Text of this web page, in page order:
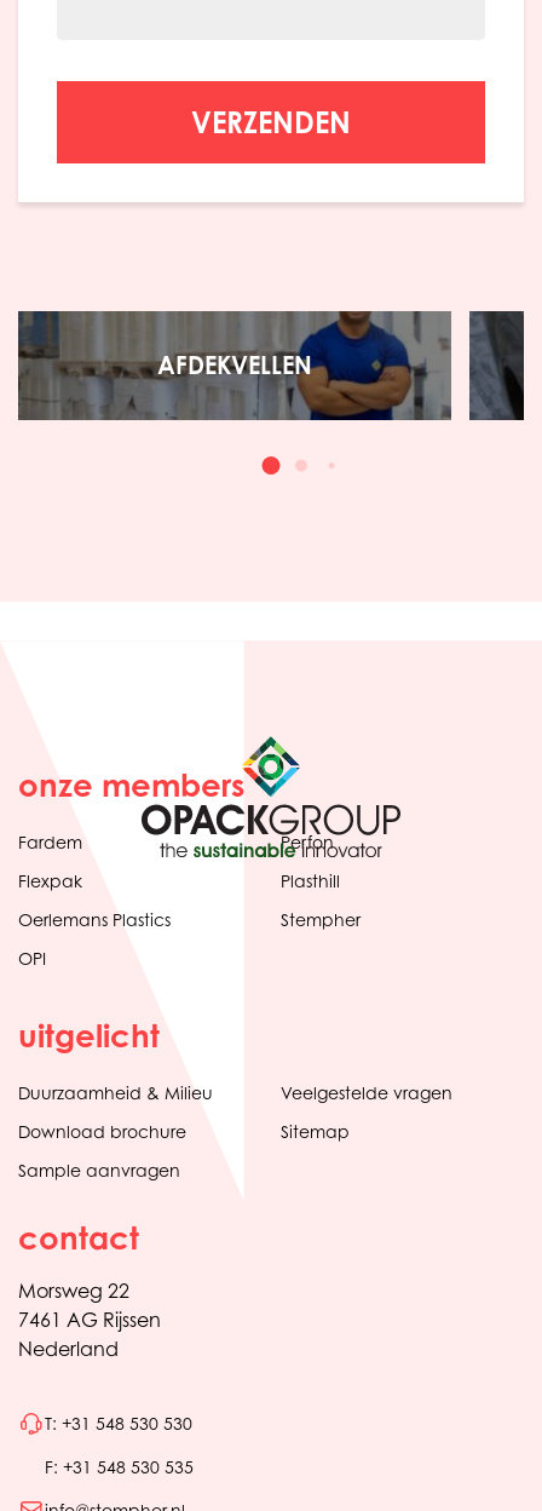
VERZENDEN
AFDEKVELLEN
onze members
Fardem
Flexpak
Oerlemans Plastics
OPI
Perfon
Plasthill
Stempher
uitgelicht
Duurzaamheid & Milieu
Download brochure
Sample aanvragen
Veelgestelde vragen
Sitemap
contact
Morsweg 22
7461 AG Rijssen
Nederland
T: +31 548 530 530
F: +31 548 530 535